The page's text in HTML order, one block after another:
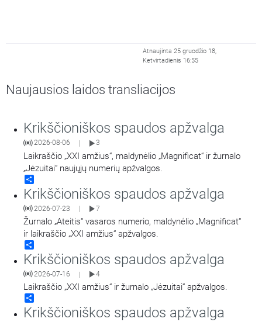
Atnaujinta 25 gruodžio 18,
Ketvirtadienis 16:55
Naujausios laidos transliacijos
Krikščioniškos spaudos apžvalga
2026-08-06 3
Laikraščio „XXI amžius“, maldynėlio „Magnificat“ ir žurnalo
„Jėzuitai“ naujųjų numerių apžvalgos.
Krikščioniškos spaudos apžvalga
2026-07-23 7
Žurnalo „Ateitis“ vasaros numerio, maldynėlio „Magnificat“
ir laikraščio „XXI amžius“ apžvalgos.
Krikščioniškos spaudos apžvalga
2026-07-16 | 4
Laikraščio „XXI amžius“ ir žurnalo „Jėzuitai“ apžvalgos.
Krikščioniškos spaudos apžvalga